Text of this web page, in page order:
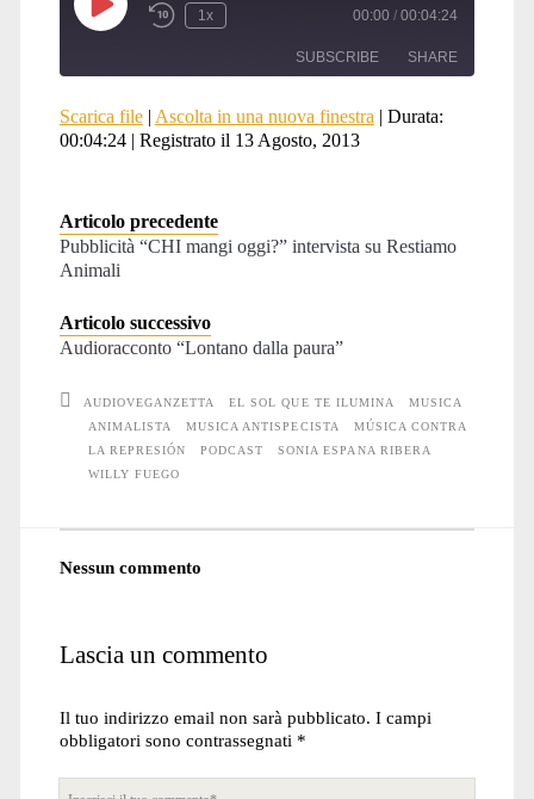
Play
Episode
1x 00:00 / 00:04:24
SUBSCRIBE SHARE
RSS FEED
SHARE
EMBED
Scarica file| Ascolta in una nuova finestra | Durata:
00:04:24| Registrato il 13 Agosto, 2013
Articolo precedente
Pubblicità “CHI mangi oggi?” intervista su Restiamo
Animali
Articolo successivo
Audioracconto “Lontano dalla paura”
AUDIOVEGANZETTA EL SOL QUE TE ILUMINA
MUSICA
ANIMALISTA
MUSICA ANTISPECISTA
MÚSICA CONTRA
LA REPRESIÓN
PODCAST
SONIA ESPANA RIBERA
WILLY FUEGO
Nessun commento
Lascia un commento
Il tuo indirizzo email non sarà pubblicato. I campi
obbligatori sono contrassegnati *